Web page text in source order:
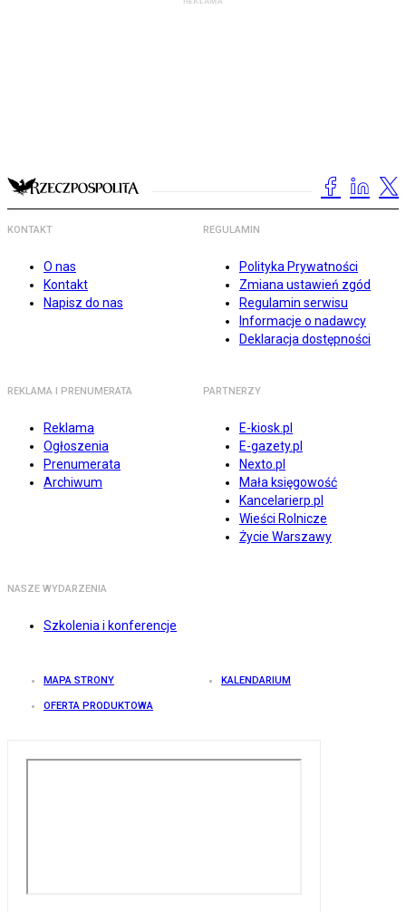
KONTAKT
O nas
Kontakt
Napisz do nas
REGULAMIN
Polityka Prywatności
Zmiana ustawień zgód
Regulamin serwisu
Informacje o nadawcy
Deklaracja dostępności
REKLAMA I PRENUMERATA
Reklama
Ogłoszenia
Prenumerata
Archiwum
PARTNERZY
E-kiosk.pl
E-gazety.pl
Nexto.pl
Mała księgowość
Kancelarierp.pl
Wieści Rolnicze
Życie Warszawy
NASZE WYDARZENIA
Szkolenia i konferencje
MAPA STRONY KALENDARIUM
OFERTA PRODUKTOWA